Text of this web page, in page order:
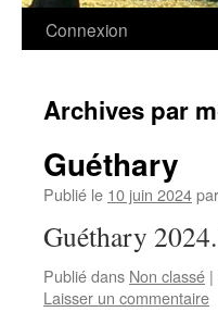
Connexion
Archives par
Guéthary
Publié le 10 juin 2024par
Guéthary
Publié dans Non classé |
Laisser un commentaire